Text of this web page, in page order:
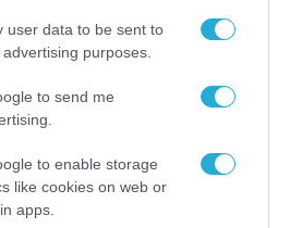
user data to be sent to
purposes.
to send me
to enable storage
like cookies on web or
apps.
ποσάέτους 2023,
, και για τους οποίους
συμψηφισμός, τα
στο ακέραιο στην
πληρωμή,
2026